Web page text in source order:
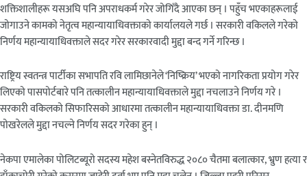
शक्तिशालीहरू यसअघि पनि अपराधकर्म गरेर जोगिँदै आएका छन् । पहुँच भएकाहरूलाई
जोगाउने कामको नेतृत्व महान्यायाधिवक्ताको कार्यालयले गर्छ । सरकारी वकिलले गरेको
निर्णय महान्यायाधिवक्ताले सदर गरेर सरकारवादी मुद्दा बन्द गर्ने गरिन्छ ।
राष्ट्रिय स्वतन्त्र पार्टीका सभापति रवि लामिछानेले ‘निष्क्रिय’ भएको नागरिकता प्रयोग गरेर
लिएको पासपोर्टबारे पनि तत्कालीन महान्यायाधिवक्ताले मुद्दा नचलाउने निर्णय गरे ।
सरकारी वकिलको सिफारिसको आधारमा तत्कालीन महान्यायाधिवक्ता डा. दीनमणि
पोखरेलले मुद्दा नचल्ने निर्णय सदर गरेका हुन् ।
नेकपा एमालेका पोलिटब्यूरो सदस्य महेश बस्नेतविरुद्ध २०८० चैतमा बलात्कार, भ्रुण हत्या र